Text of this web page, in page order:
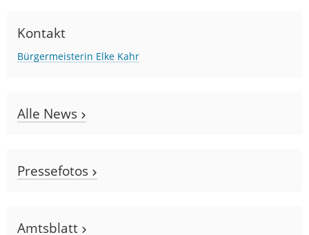
Kontakt
Bürgermeisterin Elke Kahr
Alle News
Pressefotos
Amtsblatt